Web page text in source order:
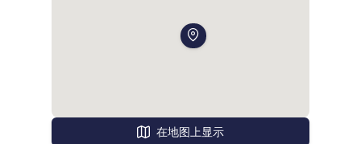
在地图上显示